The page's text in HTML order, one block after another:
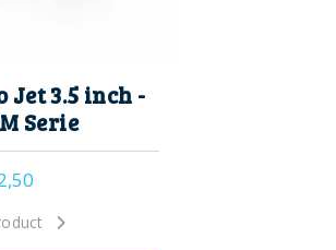
Jet 3.5 inch -
Serie